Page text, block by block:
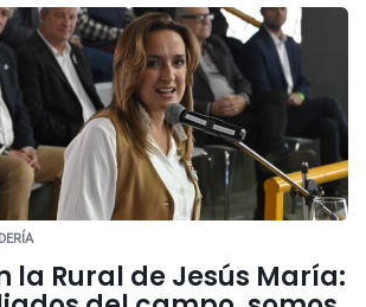
la Rural de Jesús María: